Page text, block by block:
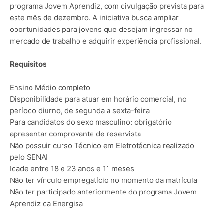
programa Jovem Aprendiz, com divulgação prevista para
este mês de dezembro. A iniciativa busca ampliar
oportunidades para jovens que desejam ingressar no
mercado de trabalho e adquirir experiência profissional.
Requisitos
Ensino Médio completo
Disponibilidade para atuar em horário comercial, no
período diurno, de segunda a sexta-feira
Para candidatos do sexo masculino: obrigatório
apresentar comprovante de reservista
Não possuir curso Técnico em Eletrotécnica realizado
pelo SENAI
Idade entre 18 e 23 anos e 11 meses
Não ter vínculo empregatício no momento da matrícula
Não ter participado anteriormente do programa Jovem
Aprendiz da Energisa